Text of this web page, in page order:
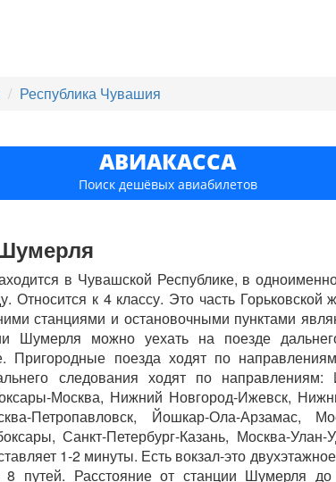
Республика Чувашия
АВИАКАССА
Поиск дешёвых авиабилетов
в Чувашской Республике, в
Относится к 4 классу. Это часть Горьковской
станциями и остановочными пунктами
Шумерля можно уехать на поезде
Пригородные поезда ходят по
следования ходят по направлениям:
Москва, Нижний Новгород-Ижевск,
Петропавловск, Йошкар-Ола-Арзамас,
Санкт-Петербург-Казань, Москва-
1-2 минуты. Есть вокзал-это
Расстояние от станции Шумерля до